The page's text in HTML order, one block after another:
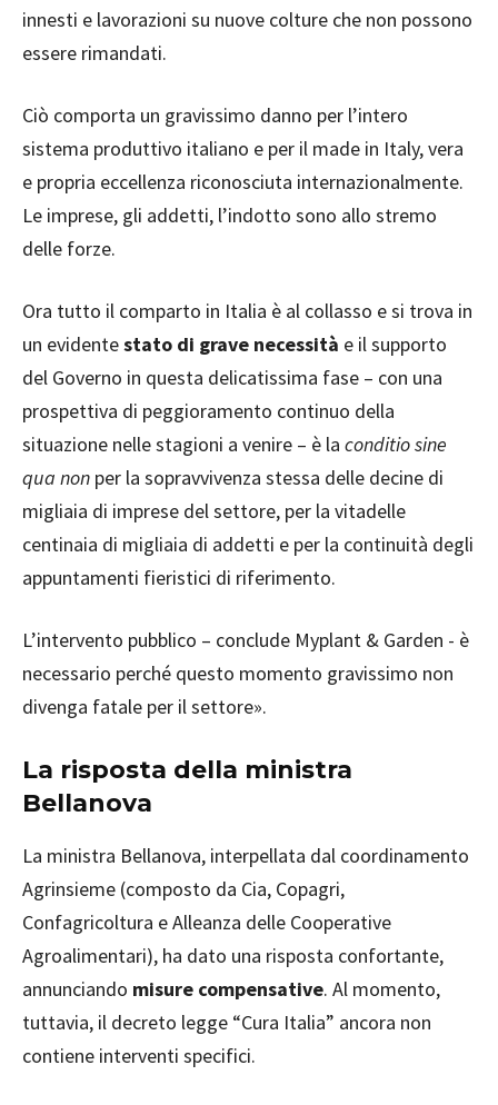
innesti e lavorazioni su nuove colture che non possono
essere rimandati.
Ciò comporta un gravissimo danno per l’intero
sistema produttivo italiano e per il made in Italy, vera
e propria eccellenza riconosciuta internazionalmente.
Le imprese, gli addetti, l’indotto sono allo stremo
delle forze.
Ora tutto il comparto in Italia è al collasso e si trova in
un evidentestato di grave necessità e il supporto
del Governo in questa delicatissima fase – con una
prospettiva di peggioramento continuo della
situazione nelle stagioni a venire – è la conditio sine
qua non per la sopravvivenza stessa delle decine di
migliaia di imprese del settore, per la vitadelle
centinaia di migliaia di addetti e per la continuità degli
appuntamenti fieristici di riferimento.
L’intervento pubblico – conclude Myplant & Garden - è
necessario perché questo momento gravissimo non
divenga fatale per il settore».
La risposta della ministra
Bellanova
La ministra Bellanova, interpellata dal coordinamento
Agrinsieme (composto da Cia, Copagri,
Confagricoltura e Alleanza delle Cooperative
Agroalimentari), ha dato una risposta confortante,
annunciando misure compensative. Al momento,
tuttavia, il decreto legge “Cura Italia” ancora non
contiene interventi specifici.